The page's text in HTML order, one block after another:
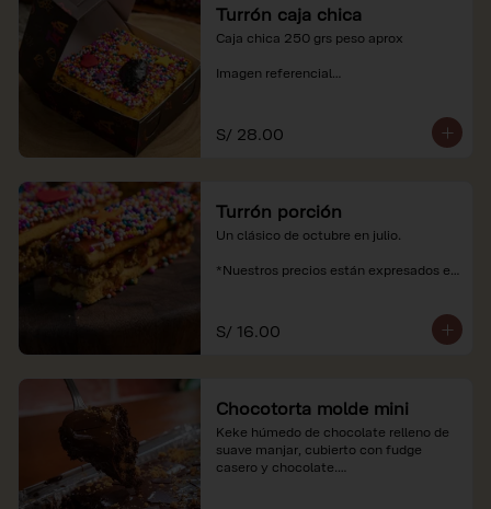
Turrón caja chica
Caja chica 250 grs peso aprox
Imagen referencial
soles e incluyen impuestos de ley y
recargo al consumo.
S/ 28.00
Turrón porción
Un clásico de octubre en julio.
*Nuestros precios están expresados en
S/ 16.00
Chocotorta molde mini
Keke húmedo de chocolate relleno de
suave manjar, cubierto con fudge
casero y chocolate.